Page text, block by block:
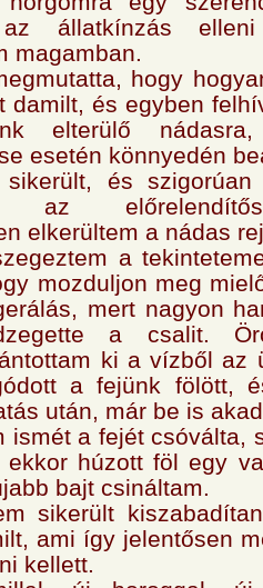
állatkínzás elleni
magamban.
hogy
damilt, és egyben
elterülő
esetén könnyedén
és szigorúan
az
elkerültem a nádas
a
mozduljon meg
mert nagyon
a csalit.
ki a vízből az
a fejünk fölött,
után, már be is
ismét a fejét csóválta,
ekkor húzott föl egy
bajt csináltam.
sikerült
ami így jelentősen
kellett.